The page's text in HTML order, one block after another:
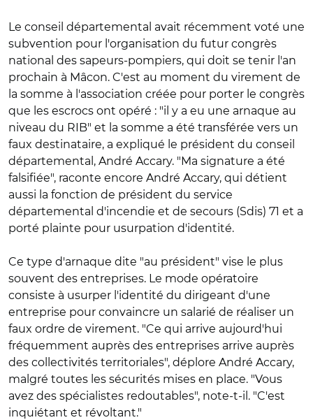
Le conseil départemental avait récemment voté une
subvention pour l'organisation du futur congrès
national des sapeurs-pompiers, qui doit se tenir l'an
prochain à Mâcon. C'est au moment du virement de
la somme à l'association créée pour porter le congrès
que les escrocs ont opéré : "il y a eu une arnaque au
niveau du RIB" et la somme a été transférée vers un
faux destinataire, a expliqué le président du conseil
départemental, André Accary. "Ma signature a été
falsifiée", raconte encore André Accary, qui détient
aussi la fonction de président du service
départemental d'incendie et de secours (Sdis) 71 et a
porté plainte pour usurpation d'identité.
Ce type d'arnaque dite "au président" vise le plus
souvent des entreprises. Le mode opératoire
consiste à usurper l'identité du dirigeant d'une
entreprise pour convaincre un salarié de réaliser un
faux ordre de virement. "Ce qui arrive aujourd'hui
fréquemment auprès des entreprises arrive auprès
des collectivités territoriales", déplore André Accary,
malgré toutes les sécurités mises en place. "Vous
avez des spécialistes redoutables", note-t-il. "C'est
inquiétant et révoltant."